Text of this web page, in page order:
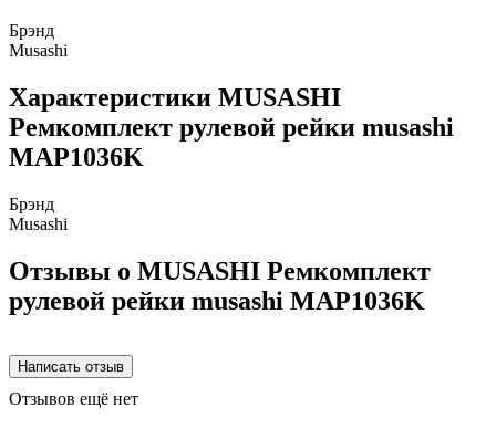
Брэнд
Musashi
Характеристики MUSASHI
Ремкомплект рулевой рейки musashi
MAP1036K
Брэнд
Musashi
Отзывы о MUSASHI Ремкомплект
рулевой рейки musashi MAP1036K
Отзывов ещё нет